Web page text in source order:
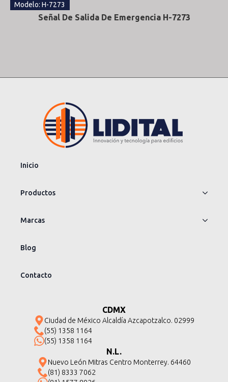
Modelo: H-7273
Señal De Salida De Emergencia H-7273
Inicio
Productos
Marcas
Blog
Contacto
CDMX
Ciudad de México Alcaldía Azcapotzalco. 02999
(55) 1358 1164
(55) 1358 1164
N.L.
Nuevo León Mitras Centro Monterrey. 64460
(81) 8333 7062